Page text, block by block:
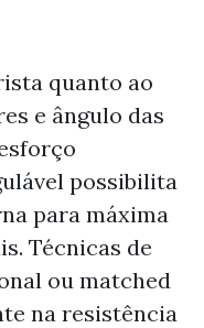
quanto ao
e ângulo das
possibilita
para máxima
Técnicas de
ou matched
na resistência